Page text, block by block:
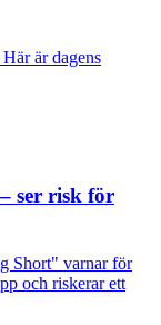
är dagens
ser risk för
Short" varnar för
och riskerar ett